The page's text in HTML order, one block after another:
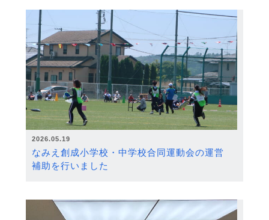
2026.05.19
なみえ創成小学校・中学校合同運動会の運営
補助を行いました